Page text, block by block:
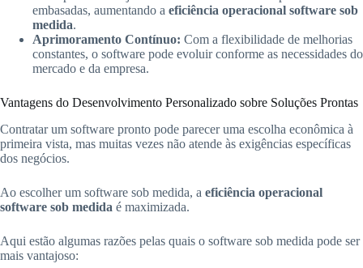
embasadas, aumentando a eficiência operacional software sob
medida.
Aprimoramento Contínuo: Com a flexibilidade de melhorias
constantes, o software pode evoluir conforme as necessidades do
mercado e da empresa.
Vantagens do Desenvolvimento Personalizado sobre Soluções Prontas
Contratar um software pronto pode parecer uma escolha econômica à
primeira vista, mas muitas vezes não atende às exigências específicas
dos negócios.
Ao escolher um software sob medida, a eficiência operacional
software sob medida é maximizada.
Aqui estão algumas razões pelas quais o software sob medida pode ser
mais vantajoso: